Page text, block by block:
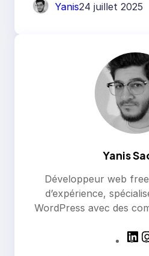
Yanis24 juillet 2025
Yanis
Développeur web
d’expérience,
WordPress avec des
L